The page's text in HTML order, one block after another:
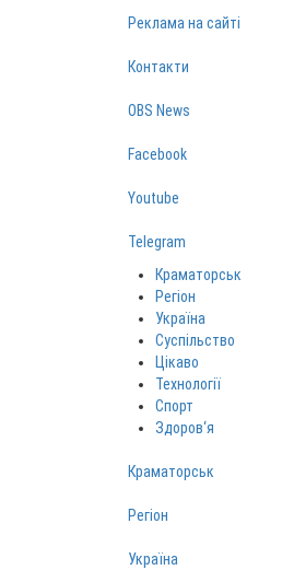
Реклама на сайті
Контакти
OBS News
Facebook
Youtube
Telegram
Краматорськ
Регіон
Україна
Суспільство
Цікаво
Технології
Спорт
Здоров‘я
Краматорськ
Регіон
Україна